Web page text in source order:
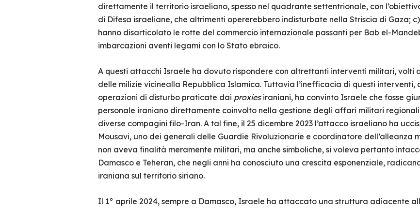
direttamente il territorio israeliano, spesso nel quadrante settentrionale, con
di Difesa israeliane, che altrimenti opererebbero indisturbate nella Striscia di Gaza;
hanno disarticolato le rotte del commercio internazionale passanti per Bab el-
imbarcazioni aventi legami con lo Stato ebraico.
A questi attacchi Israele ha dovuto rispondere con altrettanti interventi militari, volti
delle milizie vicinealla Repubblica Islamica. Tuttavia l’inefficacia di questi interventi,
operazioni di disturbo praticate dai proxiesiraniani, ha convinto Israele che fosse
personale iraniano direttamente coinvolto nella gestione degli affari militari
diverse compagini filo-Iran. A tal fine, il 25 dicembre 2023 l’attacco israeliano ha
Mousavi, uno dei generali delle Guardie Rivoluzionarie e coordinatore dell’alleanza
non aveva finalità meramente militari, ma anche simboliche, si voleva pertanto
Damasco e Teheran, che negli anni ha conosciuto una crescita esponenziale,
iraniana sul territorio siriano.
Il 1° aprile 2024, sempre a Damasco, Israele ha attaccato una struttura adiacente